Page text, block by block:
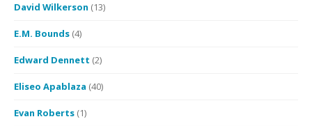
David Wilkerson (13)
E.M. Bounds (4)
Edward Dennett (2)
Eliseo Apablaza (40)
Evan Roberts (1)